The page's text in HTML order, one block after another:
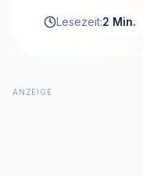
Lesezeit:2 Min.
ANZEIGE